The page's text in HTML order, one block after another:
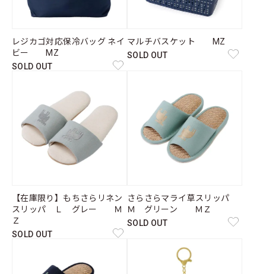
レジカゴ対応保冷バッグ ネイ
ビー MZ
SOLD OUT
マルチバスケット MZ
SOLD OUT
【在庫限り】もちさらリネン
スリッパ Ｌ グレー Ｍ
Ｚ
SOLD OUT
さらさらマライ草スリッパ
Ｍ グリーン ＭＺ
SOLD OUT